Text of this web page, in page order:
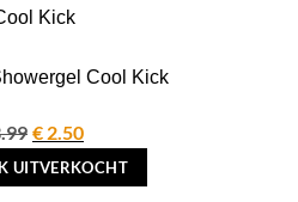
Cool Kick
Oorspronkelijke
prijs
was:
€ 2.50Huidige
prijs
is:
UITVERKOCHT